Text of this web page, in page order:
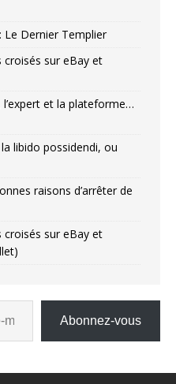
Le Dernier Templier
sur eBay et
et la plateforme…
libido possidendi, ou
raisons d’arrêter de
sur eBay et
Abonnez-vous